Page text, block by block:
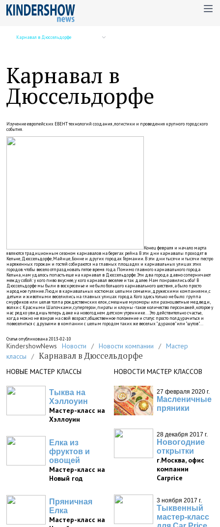
Карнавал в Дюссельдорфе
Карнавал в
Дюссельдорфе
Изучение европейских ЕВЕНТ технологий создания, логистики и проведения крупного городского
события.
Конец февраля и начало марта
являются традиционным сезоном карнавалов на берегах рейна. В эти дни карнавалы проходят в
Кельне, Дюссельдорфе, Майнце, Бонне и других городах Германии. В эти дни тысячи и тысячи пестро
наряженных горожан и гостей собираются на главных площадях и карнавальных улицах этих
городов. чтобы весело отпраздновать пятое время года. Помимо главного карнавального города
Кельна, нам удалось попасть еще на карнавал в Дюссельдорфе. Эти два города давно соперничают
между собой: у кого пиво вкуснее, у кого карнавал веселее и так далее. Нам понравились оба! В
Дюссельдорфе мы были в воскресенье и не было большого карнавального шествия, а было просто
народное гуляние. Люди в карнавальных костюмах целыми семьями, дружескими компаниями, с
детьми и животными веселились на главных улицах города. Кого здесь только не было: группа
смурфиков или целая толпа рождественских елок, смешные мухоморы или разноцветные медведи,
волки с Красными Шапочками, супергерои, пираты и клоуны - такое количество персонажей, которое у
нас редко увидишь теперь даже на новогоднем детском утреннике... Это действительно счастье,
когда можно не взирая на свой возраст, общественное положение и статус просто полдурачиться и
повеселиться с друзьями в компании с целым городом таких же веселых "дураков" или "шутов"...
Статья опубликована 2013-02-10
KindershowNews Новости / Новости компании / Мастер
классы
/ Карнавал в Дюссельдорфе
НОВЫЕ МАСТЕР КЛАССЫ
Тыква на
Хэллоуин
Мастер-класс на
Хэллоуин
Елка из
фруктов и
овощей
Мастер-класс на
Новый год
Пряничная
Елка
Мастер-класс на
НОВОСТИ МАСТЕР КЛАССОВ
27 февраля 2020 г.
Масленичные
пряники
28 декабря 2017 г.
Новогодние
открытки
г.Москва, офис
компании
Carprice
3 ноября 2017 г.
Тыквенный
мастер-класс